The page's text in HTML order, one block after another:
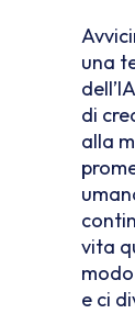
una
di
alla
vita
e ci